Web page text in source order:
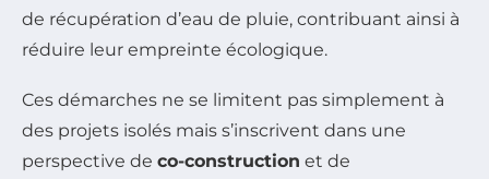
de récupération d’eau de pluie, contribuant ainsi à
réduire leur empreinte écologique.
Ces démarches ne se limitent pas simplement à
des projets isolés mais s’inscrivent dans une
perspective de co-construction et de